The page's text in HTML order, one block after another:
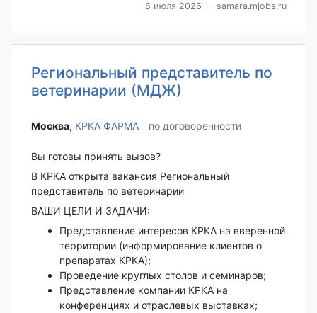
8 июля 2026 — samara.mjobs.ru
Региональный представитель по
ветеринарии (МДЖ)
Москва‎, КРКА ФАРМА по договоренности
Вы готовы принять вызов?
В КРКА открыта вакансия Региональный
представитель по ветеринарии
ВАШИ ЦЕЛИ И ЗАДАЧИ:
Представление интересов КРКА на вверенной
территории (информирование клиентов о
препаратах КРКА);
Проведение круглых столов и семинаров;
Представление компании КРКА на
конференциях и отраслевых выставках;